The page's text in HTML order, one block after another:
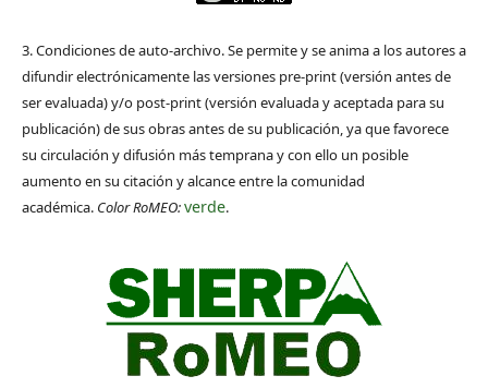
3. Condiciones de auto-archivo. Se permite y se anima a los autores a
difundir electrónicamente las versiones pre-print (versión antes de
ser evaluada) y/o post-print (versión evaluada y aceptada para su
publicación) de sus obras antes de su publicación, ya que favorece
su circulación y difusión más temprana y con ello un posible
aumento en su citación y alcance entre la comunidad
académica. Color RoMEO:verde.